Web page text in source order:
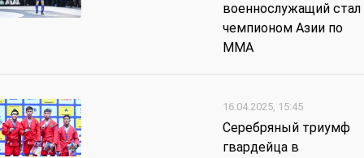
военнослужащий стал
чемпионом Азии по
ММА
16.04.2025, 15:45
Серебряный триумф
гвардейца в